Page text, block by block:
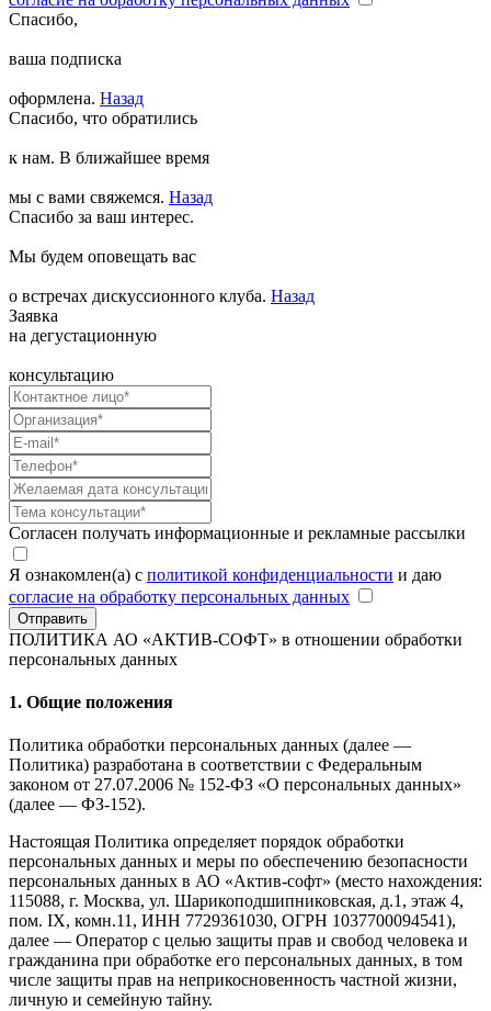
Спасибо,
ваша подписка
оформлена. Назад
Спасибо, что обратились
к нам. В ближайшее время
мы с вами свяжемся. Назад
Спасибо за ваш интерес.
Мы будем оповещать вас
о встречах дискуссионного клуба. Назад
Заявка
на дегустационную
консультацию
Согласен получать информационные и рекламные рассылки
Я ознакомлен(а) с политикой конфиденциальности и даю
согласие на обработку персональных данных
Отправить
ПОЛИТИКА АО «АКТИВ-СОФТ» в отношении обработки
персональных данных
1. Общие положения
Политика обработки персональных данных (далее —
Политика) разработана в соответствии с Федеральным
законом от 27.07.2006 № 152-ФЗ «О персональных данных»
(далее — ФЗ-152).
Настоящая Политика определяет порядок обработки
персональных данных и меры по обеспечению безопасности
персональных данных в АО «Актив-софт» (место нахождения:
115088, г. Москва, ул. Шарикоподшипниковская, д.1, этаж 4,
пом. IX, комн.11, ИНН 7729361030, ОГРН 1037700094541),
далее — Оператор с целью защиты прав и свобод человека и
гражданина при обработке его персональных данных, в том
числе защиты прав на неприкосновенность частной жизни,
личную и семейную тайну.